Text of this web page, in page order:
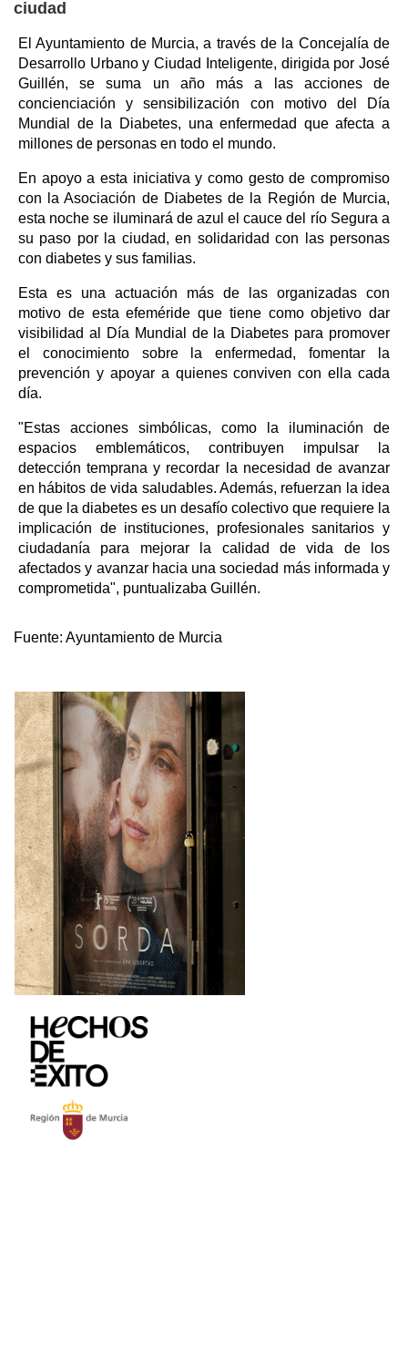
ciudad
El Ayuntamiento de Murcia, a través de la Concejalía de
Desarrollo Urbano y Ciudad Inteligente, dirigida por José
Guillén, se suma un año más a las acciones de
concienciación y sensibilización con motivo del Día
Mundial de la Diabetes, una enfermedad que afecta a
millones de personas en todo el mundo.
En apoyo a esta iniciativa y como gesto de compromiso
con la Asociación de Diabetes de la Región de Murcia,
esta noche se iluminará de azul el cauce del río Segura a
su paso por la ciudad, en solidaridad con las personas
con diabetes y sus familias.
Esta es una actuación más de las organizadas con
motivo de esta efeméride que tiene como objetivo dar
visibilidad al Día Mundial de la Diabetes para promover
el conocimiento sobre la enfermedad, fomentar la
prevención y apoyar a quienes conviven con ella cada
día.
"Estas acciones simbólicas, como la iluminación de
espacios emblemáticos, contribuyen impulsar la
detección temprana y recordar la necesidad de avanzar
en hábitos de vida saludables. Además, refuerzan la idea
de que la diabetes es un desafío colectivo que requiere la
implicación de instituciones, profesionales sanitarios y
ciudadanía para mejorar la calidad de vida de los
afectados y avanzar hacia una sociedad más informada y
comprometida", puntualizaba Guillén.
Fuente: Ayuntamiento de Murcia